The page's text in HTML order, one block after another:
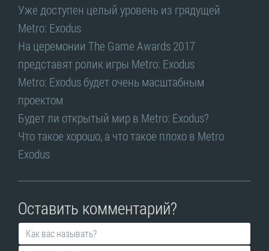
Уже доступен целый уровень из грядущей
Metro: Exodus
На церемонии The Game Awards 2017
представят ролик игры Metro: Exodus
Metro: Exodus будет очень масштабным
проектом
Будет ли открытый мир в Metro: Exodus?
Что такое хорошо, а что такое плохо в Metro
Exodus
Оставить комментарий?